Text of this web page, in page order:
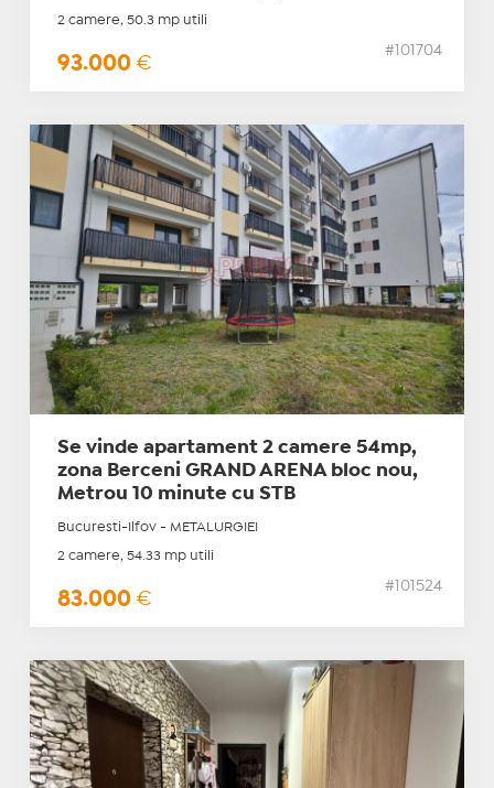
2 camere, 50.3 mp utili
93.000 €
#101704
Se vinde apartament 2 camere 54mp,
zona Berceni GRAND ARENA bloc nou,
Metrou 10 minute cu STB
Bucuresti-Ilfov - METALURGIEI
2 camere, 54.33 mp utili
83.000 €
#101524